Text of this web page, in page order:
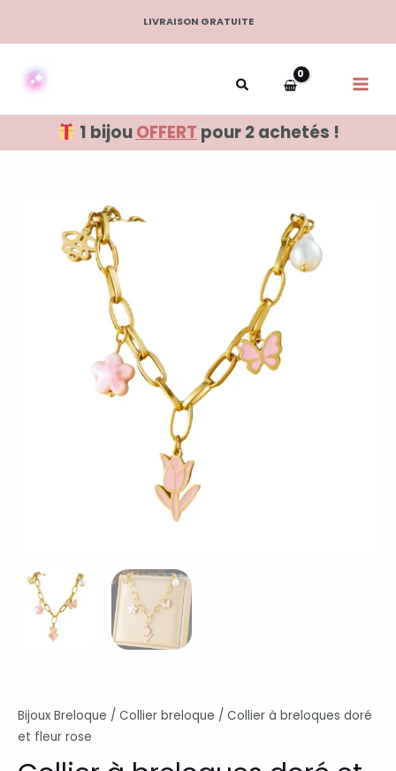
LIVRAISON GRATUITE
1 bijouOFFERT pour 2 achetés !
Bijoux Breloque / Collier breloque / Collier à breloques doré
et fleur rose